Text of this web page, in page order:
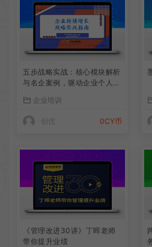
五步战略实战：核心模块解析
与名企案例，驱动企业个人双
企业培训
0CY币
《管理改进30讲》丁晖老师
带你提升业绩